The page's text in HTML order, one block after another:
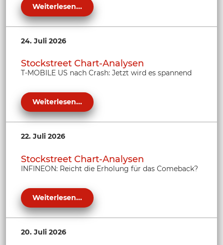
Weiterlesen...
24. Juli 2026
Stockstreet Chart-Analysen
T-MOBILE US nach Crash: Jetzt wird es spannend
Weiterlesen...
22. Juli 2026
Stockstreet Chart-Analysen
INFINEON: Reicht die Erholung für das Comeback?
Weiterlesen...
20. Juli 2026